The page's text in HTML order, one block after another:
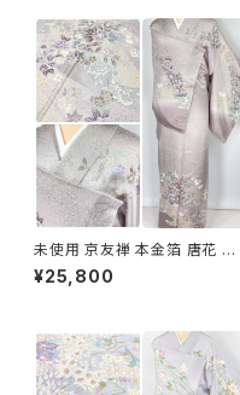
未使用 京友禅 本金箔 唐花 訪
問着 袷 正絹 紫 グレー 白 1165
¥25,800